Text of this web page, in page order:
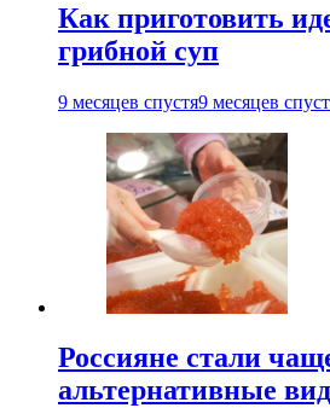
Как приготовить
грибной суп
9 месяцев спустя9 месяцев
Россияне стали
альтернативные